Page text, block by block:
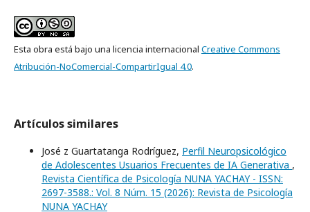
Esta obra está bajo una licencia internacional Creative Commons
Atribución-NoComercial-CompartirIgual 4.0.
Artículos similares
José z Guartatanga Rodríguez, Perfil Neuropsicológico
de Adolescentes Usuarios Frecuentes de IA Generativa ,
Revista Científica de Psicología NUNA YACHAY - ISSN:
2697-3588.: Vol. 8 Núm. 15 (2026): Revista de Psicología
NUNA YACHAY